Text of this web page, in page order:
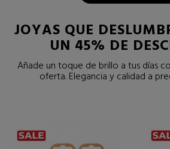
JOYAS QUE
UN 45% DE
Añade un toque de brillo a tus días
oferta. Elegancia y calidad a